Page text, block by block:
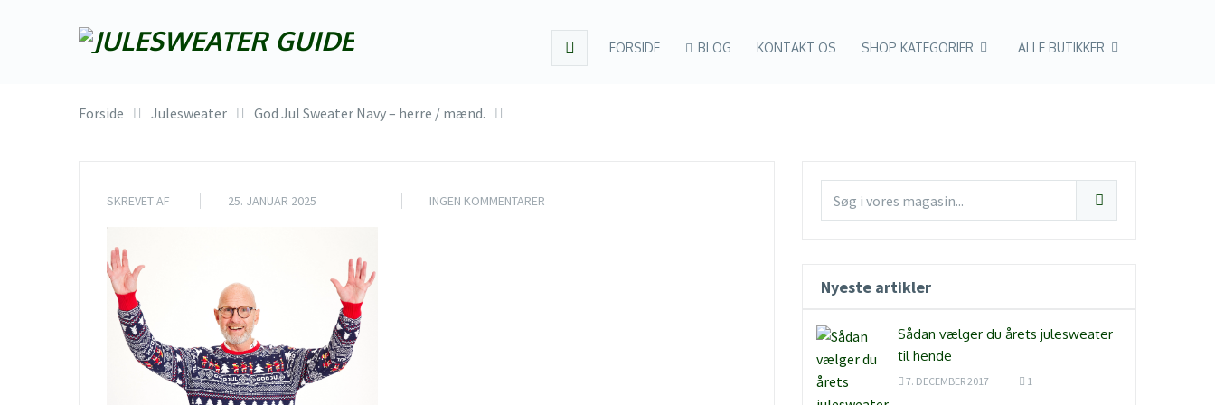
FORSIDE BLOG KONTAKT OS SHOP KATEGORIER ALLE BUTIKKER
Forside Julesweater God Jul Sweater Navy – herre / mænd.
SKREVET AF 25. JANUAR 2025 INGEN KOMMENTARER
Nyeste artikler
Sådan vælger du årets julesweater
til hende
7. DECEMBER 2017 1